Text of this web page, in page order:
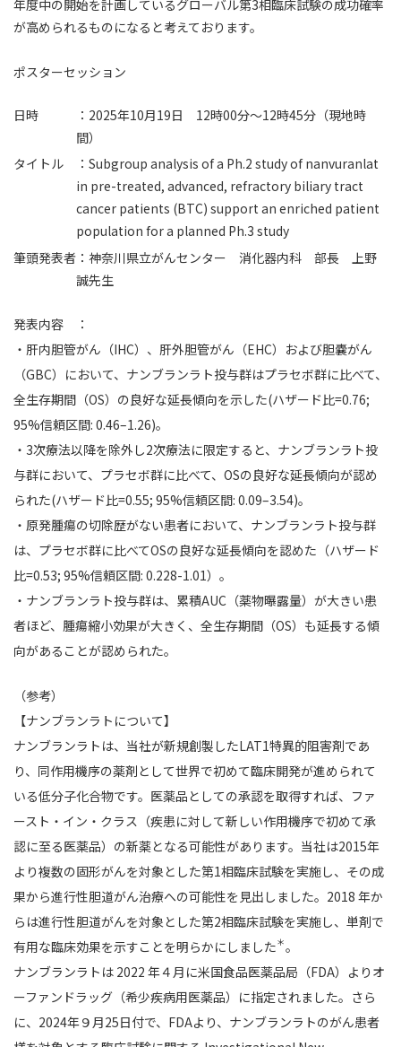
年度中の開始を計画しているグローバル第3相臨床試験の成功確率
が高められるものになると考えております。
ポスターセッション
日時
：2025年10月19日 12時00分～12時45分（現地時
間）
タイトル
：Subgroup analysis of a Ph.2 study of nanvuranlat
in pre-treated, advanced, refractory biliary tract
cancer patients (BTC) support an enriched patient
population for a planned Ph.3 study
筆頭発表者 ：神奈川県立がんセンター 消化器内科 部長 上野
誠先生
発表内容 ：
・肝内胆管がん（IHC）、肝外胆管がん（EHC）および胆嚢がん
（GBC）において、ナンブランラト投与群はプラセボ群に比べて、
全生存期間（OS）の良好な延長傾向を示した(ハザード比=0.76;
95%信頼区間: 0.46–1.26)。
・3次療法以降を除外し2次療法に限定すると、ナンブランラト投
与群において、プラセボ群に比べて、OSの良好な延長傾向が認め
られた(ハザード比=0.55; 95%信頼区間: 0.09–3.54)。
・原発腫瘍の切除歴がない患者において、ナンブランラト投与群
は、プラセボ群に比べてOSの良好な延長傾向を認めた（ハザード
比=0.53; 95%信頼区間: 0.228-1.01）。
・ナンブランラト投与群は、累積AUC（薬物曝露量）が大きい患
者ほど、腫瘍縮小効果が大きく、全生存期間（OS）も延長する傾
向があることが認められた。
（参考）
【ナンブランラトについて】
ナンブランラトは、当社が新規創製したLAT1特異的阻害剤であ
り、同作用機序の薬剤として世界で初めて臨床開発が進められて
いる低分子化合物です。医薬品としての承認を取得すれば、ファ
ースト・イン・クラス（疾患に対して新しい作用機序で初めて承
認に至る医薬品）の新薬となる可能性があります。当社は2015年
より複数の固形がんを対象とした第1相臨床試験を実施し、その成
果から進行性胆道がん治療への可能性を見出しました。2018 年か
らは進行性胆道がんを対象とした第2相臨床試験を実施し、単剤で
有用な臨床効果を示すことを明らかにしました＊。
ナンブランラトは 2022 年４月に米国食品医薬品局（FDA）よりオ
ーファンドラッグ（希少疾病用医薬品）に指定されました。さら
に、2024年９月25日付で、FDAより、ナンブランラトのがん患者